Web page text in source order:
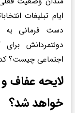
ایام تبلیغات
دست فرمانی به
دولتمردانش
اجتماعی چیست؟
لایحه
خواهد شد؟